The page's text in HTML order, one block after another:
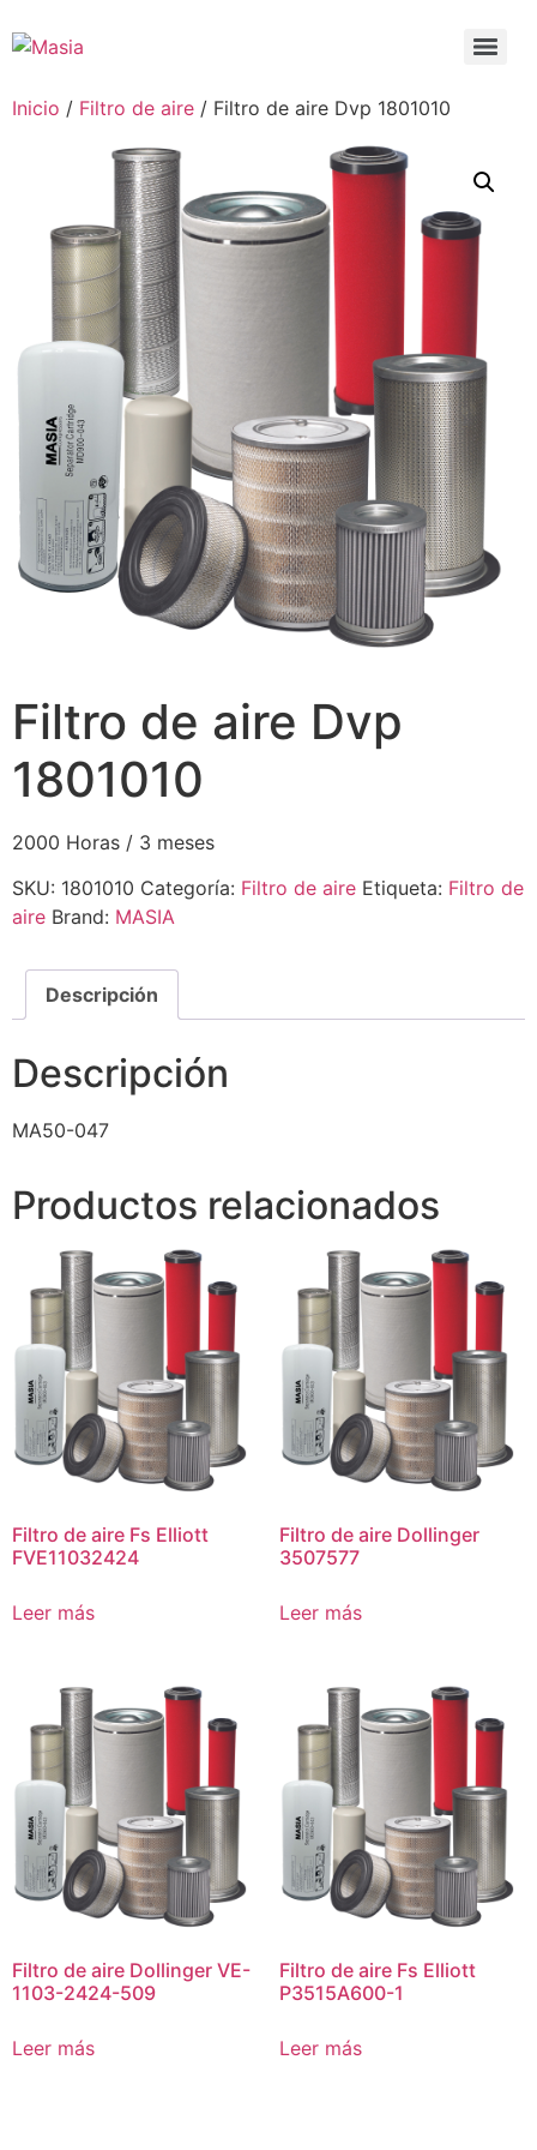
Inicio / Filtro de aire / Filtro de aire Dvp 1801010
Filtro de aire Dvp
1801010
2000 Horas / 3 meses
SKU: 1801010 Categoría: Filtro de aire Etiqueta: Filtro de
aire Brand: MASIA
Descripción
Descripción
MA50-047
Productos relacionados
Filtro de aire Fs Elliott
FVE11032424
Leer más
Filtro de aire Dollinger
3507577
Leer más
Filtro de aire Dollinger VE-
1103-2424-509
Leer más
Filtro de aire Fs Elliott
P3515A600-1
Leer más